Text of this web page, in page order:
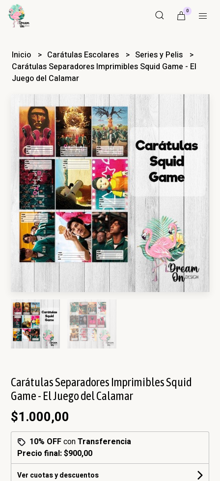
0
Inicio Carátulas Escolares
Series y Pelis
Carátulas Separadores Imprimibles Squid Game - El
Juego del Calamar
Carátulas Separadores Imprimibles Squid
Game - El Juego del Calamar
$1.000,00
10% OFFconTransferencia
Precio final:$900,00
Ver cuotas y descuentos